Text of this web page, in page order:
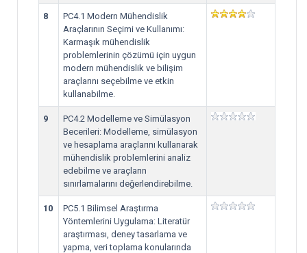
8
PC4.1 Modern Mühendislik
Araçlarının Seçimi ve Kullanımı:
Karmaşık mühendislik
problemlerinin çözümü için uygun
modern mühendislik ve bilişim
araçlarını seçebilme ve etkin
kullanabilme.
9
PC4.2 Modelleme ve Simülasyon
Becerileri: Modelleme, simülasyon
ve hesaplama araçlarını kullanarak
mühendislik problemlerini analiz
edebilme ve araçların
sınırlamalarını değerlendirebilme.
10
PC5.1 Bilimsel Araştırma
Yöntemlerini Uygulama: Literatür
araştırması, deney tasarlama ve
yapma, veri toplama konularında